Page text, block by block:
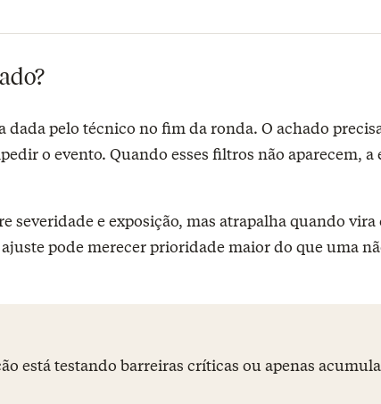
dada pelo técnico no fim da ronda. O achado
o evento. Quando esses filtros não aparecem,
severidade e exposição, mas atrapalha quando
pode merecer prioridade maior do que uma
está testando barreiras críticas ou apenas